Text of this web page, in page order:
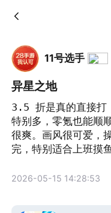
11号选手
异星之地
3.5 折是真的直接打
特别多，零氪也能顺
很爽。画风很可爱，
完，特别适合上班摸鱼
2026-05-15 14:28:53